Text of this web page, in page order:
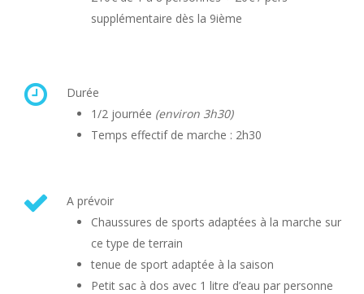
supplémentaire dès la 9ième
Durée
1/2 journée (environ 3h30)
Temps effectif de marche : 2h30
A prévoir
Chaussures de sports adaptées à la marche sur
ce type de terrain
tenue de sport adaptée à la saison
Petit sac à dos avec 1 litre d’eau par personne